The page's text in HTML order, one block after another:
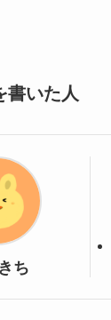
書いた人
ち